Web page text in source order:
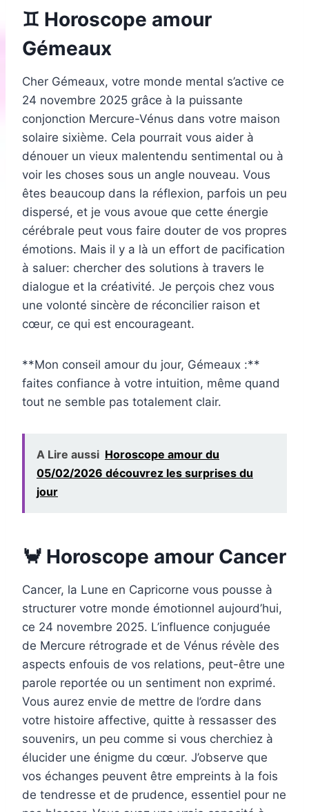
♊ Horoscope amour
Gémeaux
Cher Gémeaux, votre monde mental s’active ce
24 novembre 2025 grâce à la puissante
conjonction Mercure-Vénus dans votre maison
solaire sixième. Cela pourrait vous aider à
dénouer un vieux malentendu sentimental ou à
voir les choses sous un angle nouveau. Vous
êtes beaucoup dans la réflexion, parfois un peu
dispersé, et je vous avoue que cette énergie
cérébrale peut vous faire douter de vos propres
émotions. Mais il y a là un effort de pacification
à saluer: chercher des solutions à travers le
dialogue et la créativité. Je perçois chez vous
une volonté sincère de réconcilier raison et
cœur, ce qui est encourageant.
**Mon conseil amour du jour, Gémeaux :**
faites confiance à votre intuition, même quand
tout ne semble pas totalement clair.
A Lire aussi Horoscope amour du
05/02/2026 découvrez les surprises du
jour
🦀 Horoscope amour Cancer
Cancer, la Lune en Capricorne vous pousse à
structurer votre monde émotionnel aujourd’hui,
ce 24 novembre 2025. L’influence conjuguée
de Mercure rétrograde et de Vénus révèle des
aspects enfouis de vos relations, peut-être une
parole reportée ou un sentiment non exprimé.
Vous aurez envie de mettre de l’ordre dans
votre histoire affective, quitte à ressasser des
souvenirs, un peu comme si vous cherchiez à
élucider une énigme du cœur. J’observe que
vos échanges peuvent être empreints à la fois
de tendresse et de prudence, essentiel pour ne